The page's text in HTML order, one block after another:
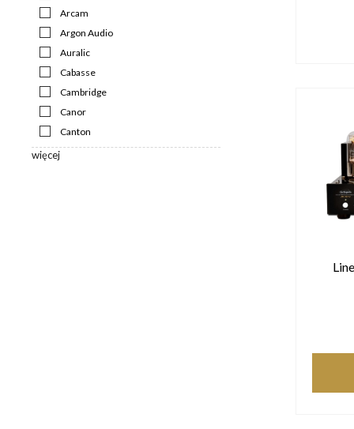
Arcam
Argon Audio
Auralic
Cabasse
Cambridge
Canor
Canton
więcej